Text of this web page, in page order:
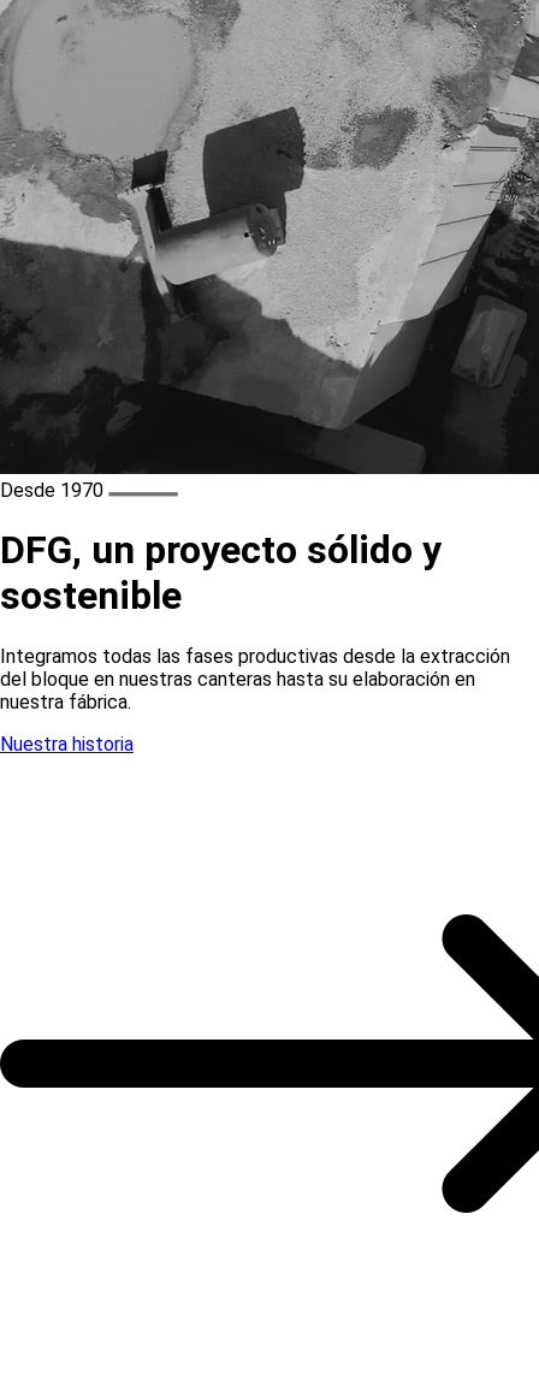
Desde 1970
DFG, un proyecto sólido y
sostenible
Integramos todas las fases productivas desde la extracción
del bloque en nuestras canteras hasta su elaboración en
nuestra fábrica.
Nuestra historia